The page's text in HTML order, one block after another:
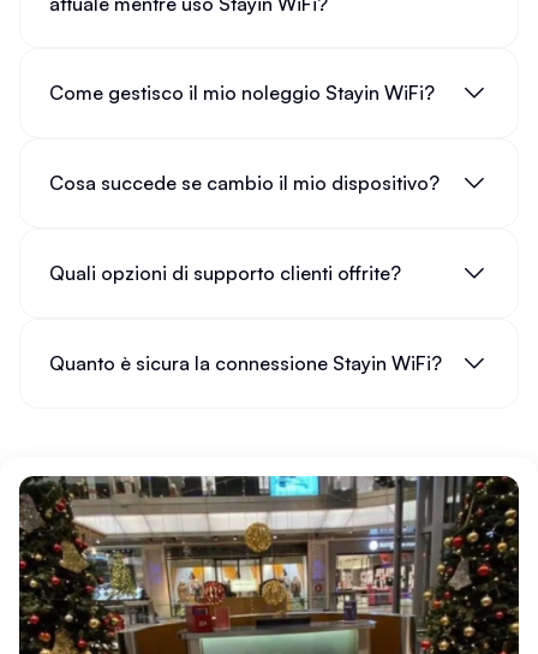
Come gestisco il mio noleggio Stayin WiFi?
Cosa succede se cambio il mio dispositivo?
Quali opzioni di supporto clienti offrite?
Quanto è sicura la connessione Stayin WiFi?